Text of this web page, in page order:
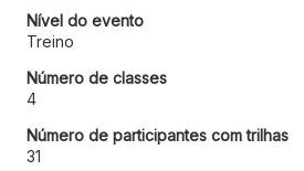
Nível do evento
Treino
Número de classes
4
Número de participantes com trilhas
31